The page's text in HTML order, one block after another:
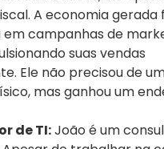
A economia gerada
em campanhas de
suas vendas
Ele não precisou de
mas ganhou um
de TI:João é um